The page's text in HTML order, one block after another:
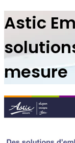
Astic
mesure